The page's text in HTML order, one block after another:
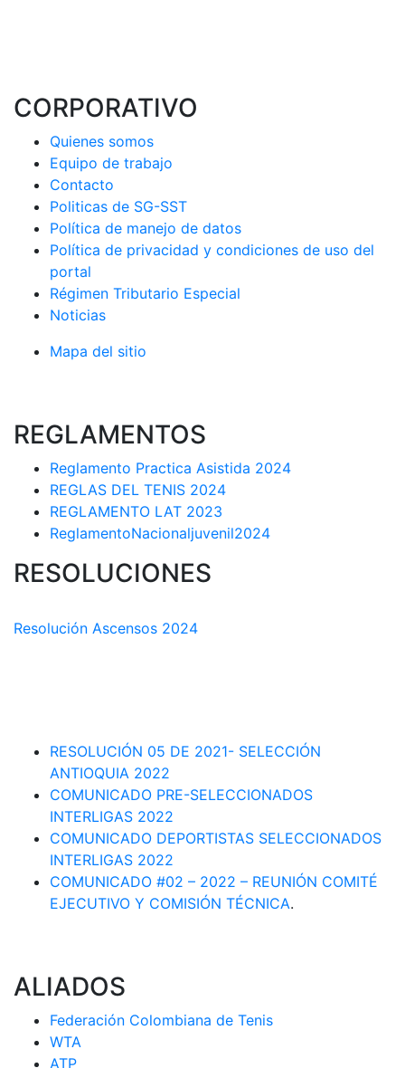
CORPORATIVO
Quienes somos
Equipo de trabajo
Contacto
Politicas de SG-SST
Política de manejo de datos
Política de privacidad y condiciones de uso del
portal
Régimen Tributario Especial
Noticias
Mapa del sitio
REGLAMENTOS
Reglamento Practica Asistida 2024
REGLAS DEL TENIS 2024
REGLAMENTO LAT 2023
ReglamentoNacionaljuvenil2024
RESOLUCIONES
Resolución Ascensos 2024
RESOLUCIÓN 05 DE 2021- SELECCIÓN
ANTIOQUIA 2022
COMUNICADO PRE-SELECCIONADOS
INTERLIGAS 2022
COMUNICADO DEPORTISTAS SELECCIONADOS
INTERLIGAS 2022
COMUNICADO #02 – 2022 – REUNIÓN COMITÉ
EJECUTIVO Y COMISIÓN TÉCNICA.
ALIADOS
Federación Colombiana de Tenis
WTA
ATP